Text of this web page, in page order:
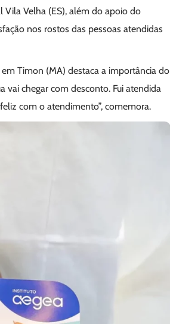
Vila Velha (ES), além do apoio do
nos rostos das pessoas atendidas
Timon (MA) destaca a importância do
vai chegar com desconto. Fui atendida
com o atendimento”, comemora.